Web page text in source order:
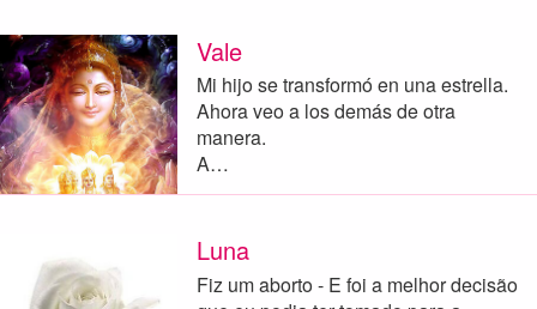
Vale
Mi hijo se transformó en una estrella.
Ahora veo a los demás de otra
manera.
A…
Luna
Fiz um aborto - E foi a melhor decisão